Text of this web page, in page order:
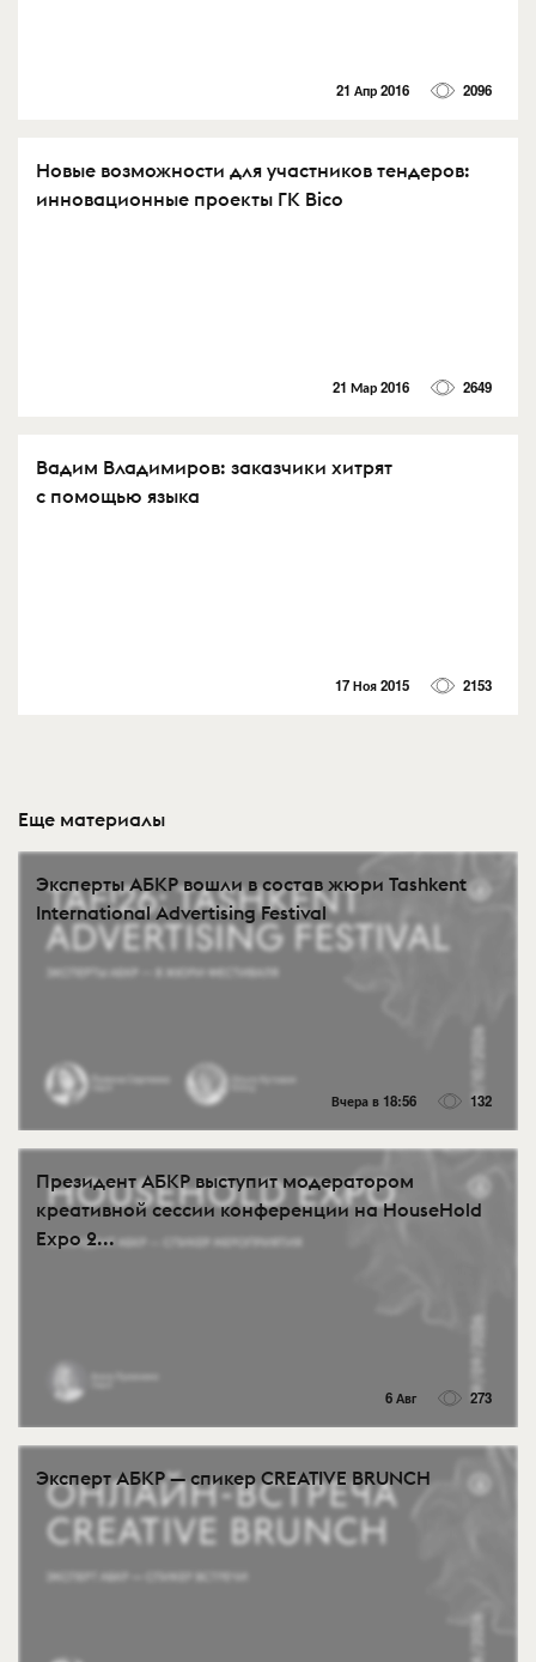
21 Апр 2016 2096
Новые возможности для участников тендеров:
инновационные проекты ГК Bico
21 Мар 2016 2649
Вадим Владимиров: заказчики хитрят
с помощью языка
17 Ноя 2015 2153
Еще материалы
Эксперты АБКР вошли в состав жюри Tashkent
International Advertising Festival
Вчера в 18:56 132
Президент АБКР выступит модератором
креативной сессии конференции на HouseHold
Expo 2...
6 Авг 273
Эксперт АБКР — спикер CREATIVE BRUNCH